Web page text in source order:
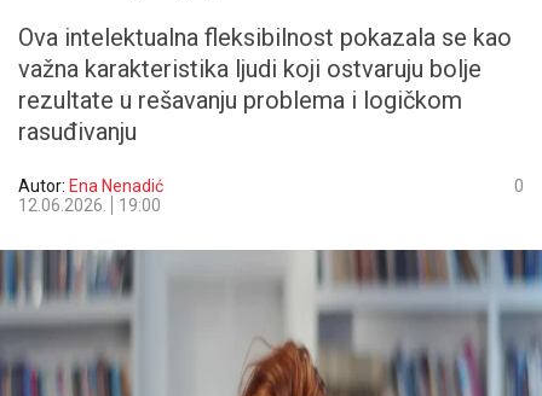
Ova intelektualna fleksibilnost pokazala se kao
važna karakteristika ljudi koji ostvaruju bolje
rezultate u rešavanju problema i logičkom
rasuđivanju
Autor: Ena Nenadić
12.06.2026.
19:00
0